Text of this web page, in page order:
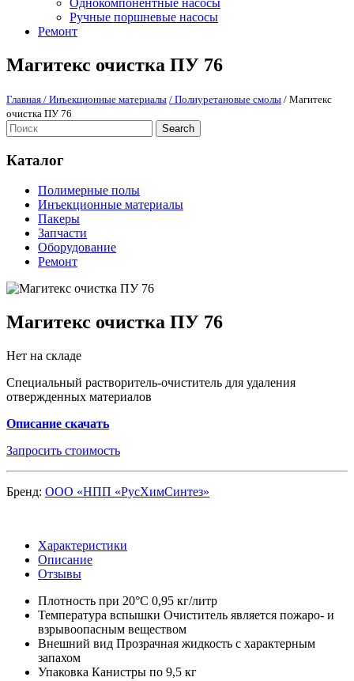
Однокомпонентные насосы
Ручные поршневые насосы
Ремонт
Магитекс очистка ПУ 76
Главная / Инъекционные материалы / Полиуретановые смолы / Магитекс
очистка ПУ 76
Каталог
Полимерные полы
Инъекционные материалы
Пакеры
Запчасти
Оборудование
Ремонт
Магитекс очистка ПУ 76
Нет на складе
Специальный растворитель-очиститель для удаления
отвержденных материалов
Описание скачать
Запросить стоимость
Бренд: ООО «НПП «РусХимСинтез»
Характеристики
Описание
Отзывы
Плотность при 20°С 0,95 кг/литр
Температура вспышки Очиститель является пожаро- и
взрывоопасным веществом
Внешний вид Прозрачная жидкость с характерным
запахом
Упаковка Канистры по 9,5 кг